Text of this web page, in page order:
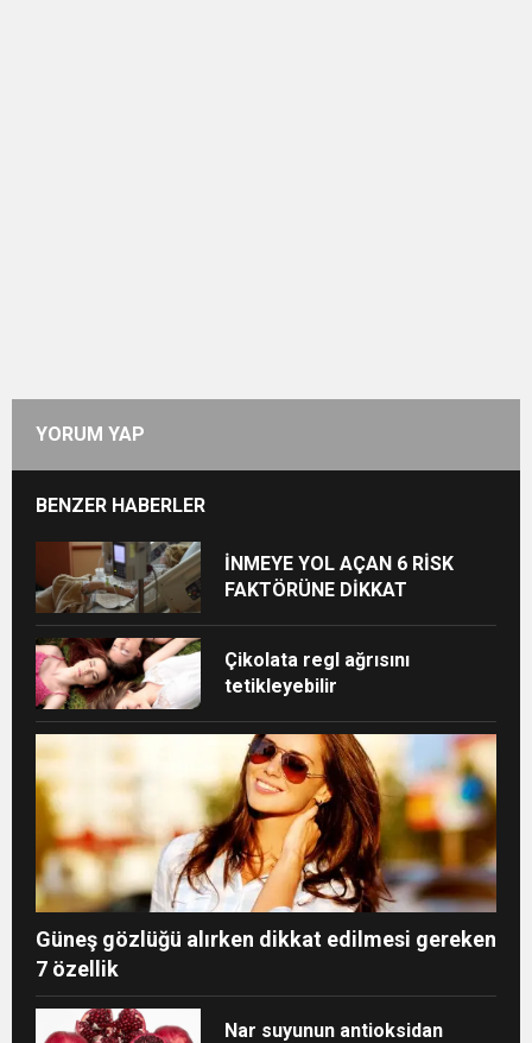
YORUM YAP
BENZER HABERLER
İNMEYE YOL AÇAN 6 RİSK
FAKTÖRÜNE DİKKAT
Çikolata regl ağrısını
tetikleyebilir
Güneş gözlüğü alırken dikkat edilmesi gereken
7 özellik
Nar suyunun antioksidan